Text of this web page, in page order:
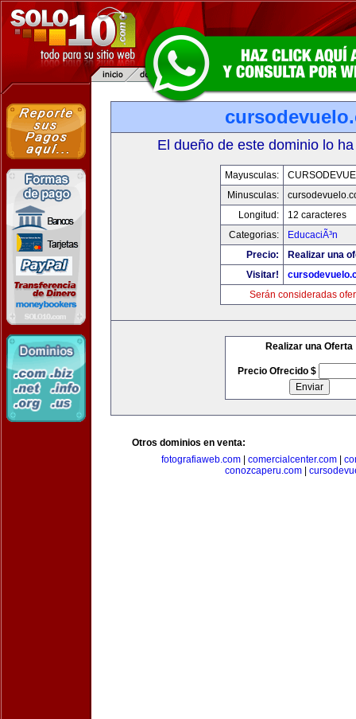
El dueño de este dominio lo
Mayusculas:
Minusculas:
Longitud:
12 caracteres
Categorias:
EducaciÃ³n
Precio:
Realizar una
Visitar!
Serán consideradas
Realizar una Oferta
Precio Ofrecido $
Otros dominios en venta:
fotografiaweb.com| comercialcenter.com|
conozcaperu.com